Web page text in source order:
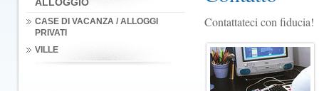
CASE DI VACANZA / ALLOGGI
PRIVATI
VILLE
Contattateci con fiducia!